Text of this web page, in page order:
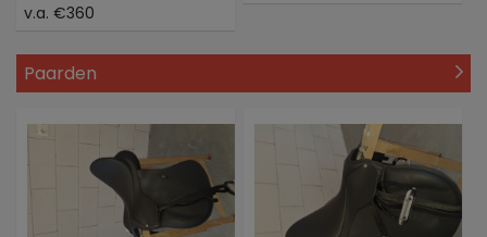
v.a. €360
Paarden